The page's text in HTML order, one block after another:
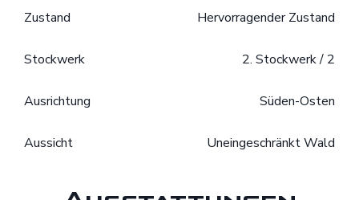
Zustand Hervorragender Zustand
Stockwerk 2. Stockwerk / 2
Ausrichtung Süden-Osten
Aussicht Uneingeschränkt Wald